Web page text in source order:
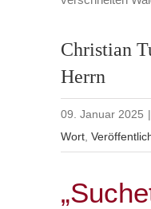
Christian
Herrn
09. Januar 2025 |
Wort ,